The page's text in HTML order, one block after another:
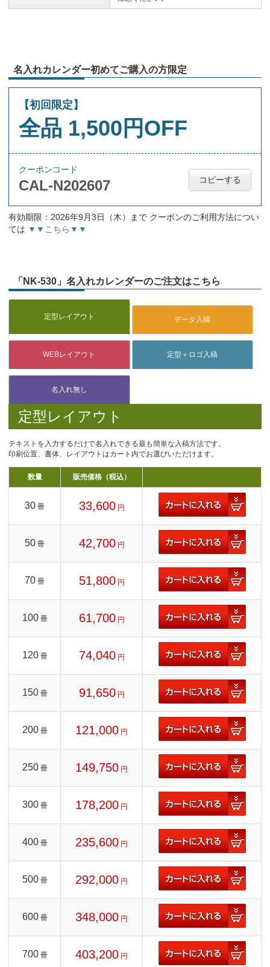
名入れカレンダー初めてご購入の方限定
【初回限定】
全品 1,500円OFF
クーポンコード
CAL-N202607 コピーする
有効期限：2026年9月3日（木）まで クーポンのご利用方法につい
ては ▼▼こちら▼▼
「NK-530」名入れカレンダーのご注文はこちら
定型レイアウト
テキストを入力するだけで名入れできる最も簡単な入稿方法です。
印刷位置、書体、レイアウトはカート内でお選びいただけます。
数量 販売価格（税込）
30 冊 33,600 円
50 冊 42,700 円
70 冊 51,800 円
100 冊 61,700 円
120 冊 74,040 円
150 冊 91,650 円
200 冊 121,000 円
250 冊 149,750 円
300 冊 178,200 円
400 冊 235,600 円
500 冊 292,000 円
600 冊 348,000 円
700 冊 403,200 円